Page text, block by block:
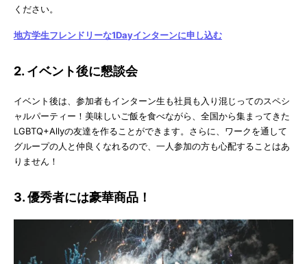
ください。
地方学生フレンドリーな1Dayインターンに申し込む
2. イベント後に懇談会
イベント後は、参加者もインターン生も社員も入り混じってのスペシ
ャルパーティー！美味しいご飯を食べながら、全国から集まってきた
LGBTQ+Allyの友達を作ることができます。さらに、ワークを通して
グループの人と仲良くなれるので、一人参加の方も心配することはあ
りません！
3. 優秀者には豪華商品！